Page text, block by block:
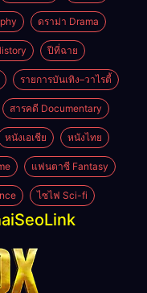
ดราม่า Drama
ปีที่ฉาย
รายการบันเทิง–วาไรตี้
สารคดี Documentary
หนังเอเชีย หนังไทย
แฟนตาซี Fantasy
ไซไฟ Sci-fi